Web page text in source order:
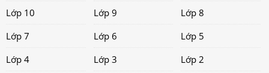
Lớp 10
Lớp 9
Lớp 8
Lớp 7
Lớp 6
Lớp 5
Lớp 4
Lớp 3 Lớp 2